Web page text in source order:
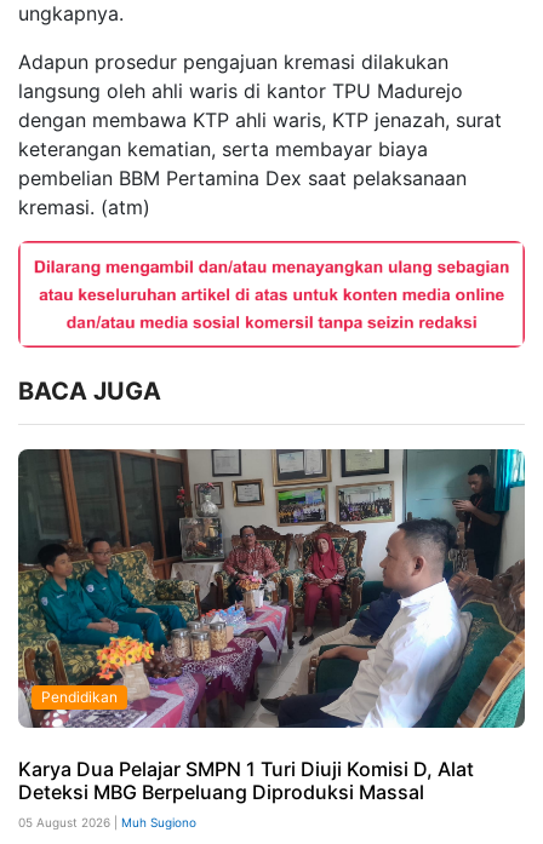
ungkapnya.
Adapun prosedur pengajuan kremasi dilakukan
langsung oleh ahli waris di kantor TPU Madurejo
dengan membawa KTP ahli waris, KTP jenazah, surat
keterangan kematian, serta membayar biaya
pembelian BBM Pertamina Dex saat pelaksanaan
kremasi. (atm)
BACA JUGA
Pendidikan
Karya Dua Pelajar SMPN 1 Turi Diuji Komisi D, Alat
Deteksi MBG Berpeluang Diproduksi Massal
05 August 2026 | Muh Sugiono